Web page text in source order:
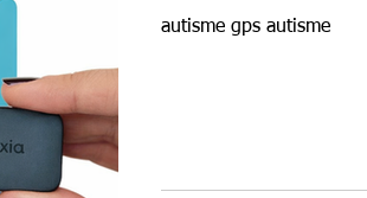
autisme gps autisme